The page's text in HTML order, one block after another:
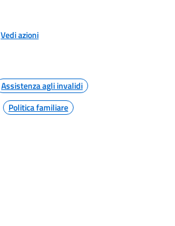
Vedi azioni
Assistenza agli invalidi
Politica familiare